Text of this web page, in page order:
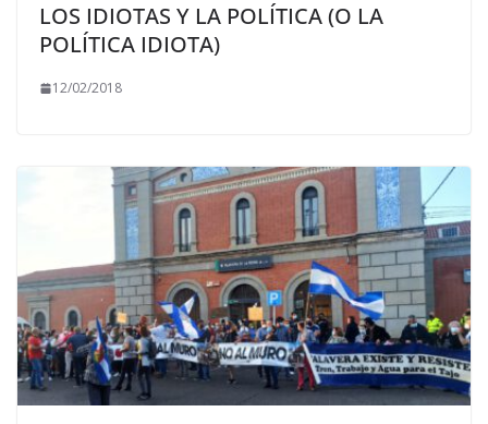
LOS IDIOTAS Y LA POLÍTICA (O LA
POLÍTICA IDIOTA)
12/02/2018